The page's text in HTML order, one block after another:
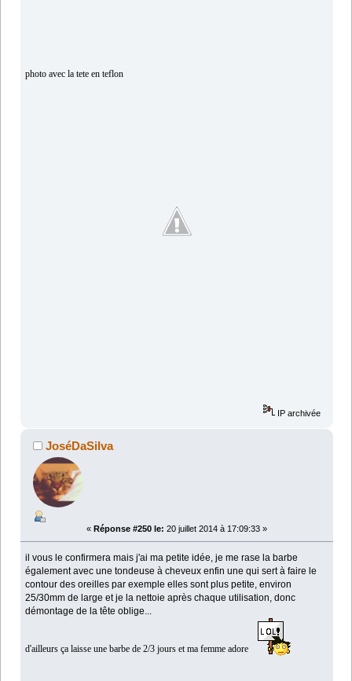
photo avec la tete en teflon
IP archivée
JoséDaSilva
« Réponse #250 le: 20 juillet 2014 à 17:09:33 »
il vous le confirmera mais j'ai ma petite idée, je me rase la barbe
également avec une tondeuse à cheveux enfin une qui sert à faire le
contour des oreilles par exemple elles sont plus petite, environ
25/30mm de large et je la nettoie après chaque utilisation, donc
démontage de la tête oblige...
d'ailleurs ça laisse une barbe de 2/3 jours et ma femme adore